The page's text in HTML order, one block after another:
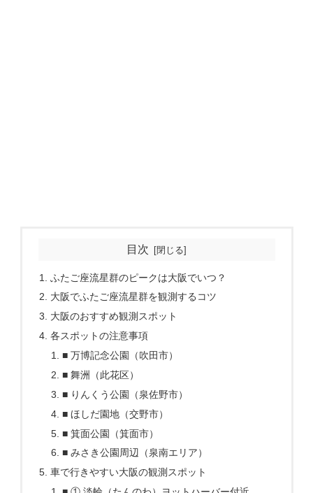
目次
ふたご座流星群のピークは大阪でいつ？
大阪でふたご座流星群を観測するコツ
大阪のおすすめ観測スポット
各スポットの注意事項
■ 万博記念公園（吹田市）
■ 舞洲（此花区）
■ りんくう公園（泉佐野市）
■ ほしだ園地（交野市）
■ 箕面公園（箕面市）
■ みさき公園周辺（泉南エリア）
車で行きやすい大阪の観測スポット